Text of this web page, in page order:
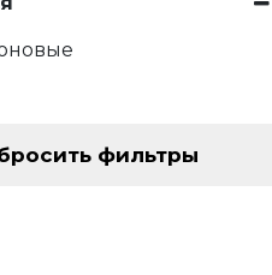
фильтры